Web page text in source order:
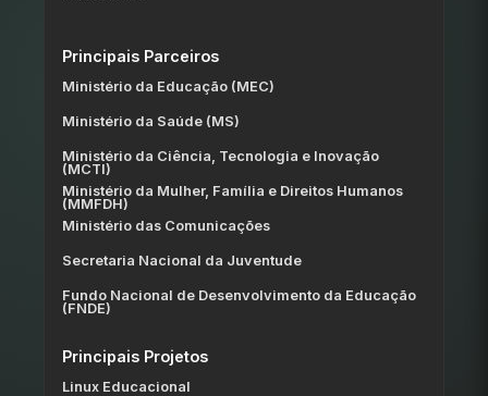
Principais Parceiros
Ministério da Educação (MEC)
Ministério da Saúde (MS)
Ministério da Ciência, Tecnologia e Inovação
(MCTI)
Ministério da Mulher, Família e Direitos Humanos
(MMFDH)
Ministério das Comunicações
Secretaria Nacional da Juventude
Fundo Nacional de Desenvolvimento da Educação
(FNDE)
Principais Projetos
Linux Educacional